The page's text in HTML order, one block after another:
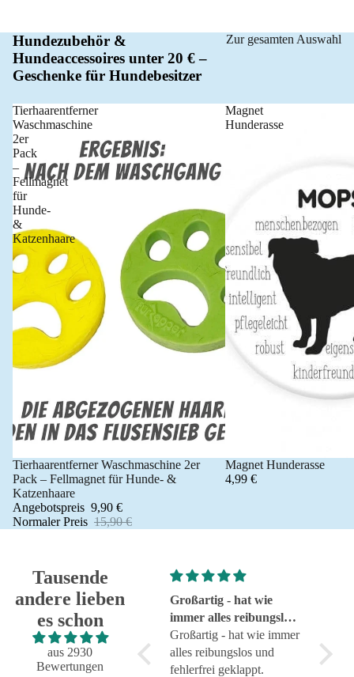
Hundezubehör &
Hundeaccessoires unter 20 € –
Geschenke für Hundebesitzer
Zur gesamten Auswahl
Tierhaarentferner
Waschmaschine
2er
Pack
–
Fellmagnet
für
Hunde-
&
Katzenhaare
Angebot 🐾
Tierhaarentferner Waschmaschine 2er
Pack – Fellmagnet für Hunde- &
Katzenhaare
Angebotspreis 9,90 €
Normaler Preis 15,90 €
Magnet
Hunderasse
Magnet Hunderasse
4,99 €
Tausende
andere lieben
es schon
aus 2930
Bewertungen
Super!
Super!
Großartig - hat wie
immer alles reibungslos
und fehlerfrei geklappt
Großartig - hat wie immer
alles reibungslos und
fehlerfrei geklappt.